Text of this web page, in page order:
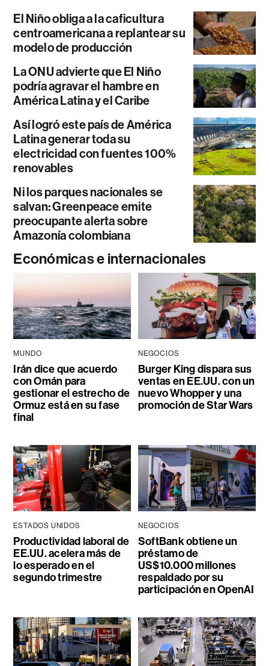
El Niño obliga a la caficultura
centroamericana a replantear su
modelo de producción
La ONU advierte que El Niño
podría agravar el hambre en
América Latina y el Caribe
Así logró este país de América
Latina generar toda su
electricidad con fuentes 100%
renovables
Ni los parques nacionales se
salvan: Greenpeace emite
preocupante alerta sobre
Amazonía colombiana
Económicas e internacionales
MUNDO
Irán dice que acuerdo
con Omán para
gestionar el estrecho de
Ormuz está en su fase
final
NEGOCIOS
Burger King dispara sus
ventas en EE.UU. con un
nuevo Whopper y una
promoción de Star Wars
ESTADOS UNIDOS
Productividad laboral de
EE.UU. acelera más de
lo esperado en el
segundo trimestre
NEGOCIOS
SoftBank obtiene un
préstamo de
US$10.000 millones
respaldado por su
participación en OpenAI